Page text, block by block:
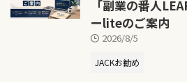
「副業の番人
ーliteのご案内
2026/8/5
JACKお勧め